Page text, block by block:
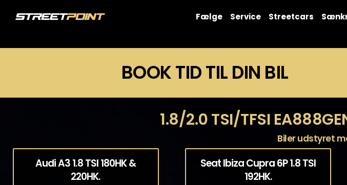
Fælge Service Streetcars
BOOK TID TIL DIN BIL
1.8/2.0 TSI/TFSI
Biler udstyret
Audi A3 1.8 TSI 180HK &
220HK.
Seat Ibiza Cupra 6P 1.8 TSI
192HK.